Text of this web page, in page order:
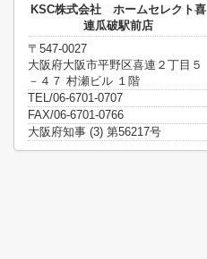
KSC株式会社 ホームセレクト喜
連瓜破駅前店
〒547-0027
大阪府大阪市平野区喜連２丁目５
－４７ 村瀬ビル １階
TEL/06-6701-0707
FAX/06-6701-0766
大阪府知事 (3) 第56217号